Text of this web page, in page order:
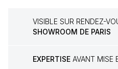
VISIBLE SUR RENDEZ-
SHOWROOM DE PARIS
EXPERTISE AVANT MISE